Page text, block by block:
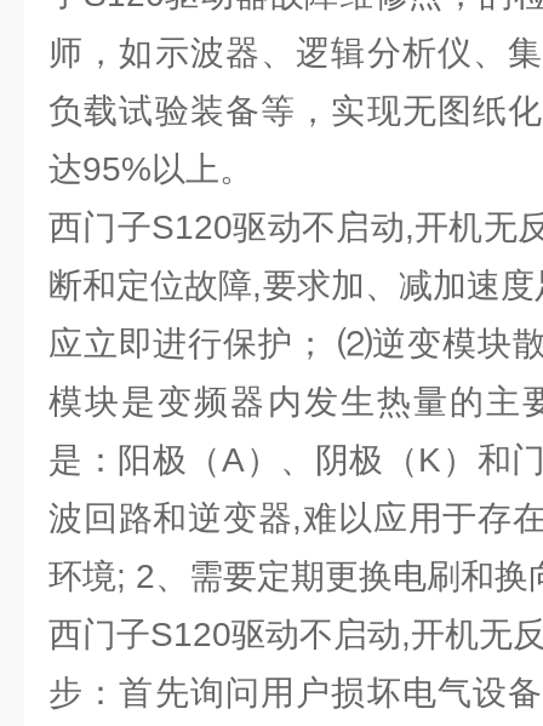
师，如示波器、逻辑分析仪、
负载试验装备等，实现无图纸
达95%以上。
西门子S120驱动不启动,开机无
断和定位故障,要求加、减加速
应立即进行保护； ⑵逆变模块
模块是变频器内发生热量的主
是：阳极（A）、阴极（K）和
波回路和逆变器,难以应用于存
环境; 2、需要定期更换电刷和换
西门子S120驱动不启动,开机无
步：首先询问用户损坏电气设